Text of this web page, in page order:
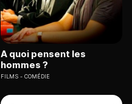
A quoi pensent les
hommes ?
FILMS COMÉDIE